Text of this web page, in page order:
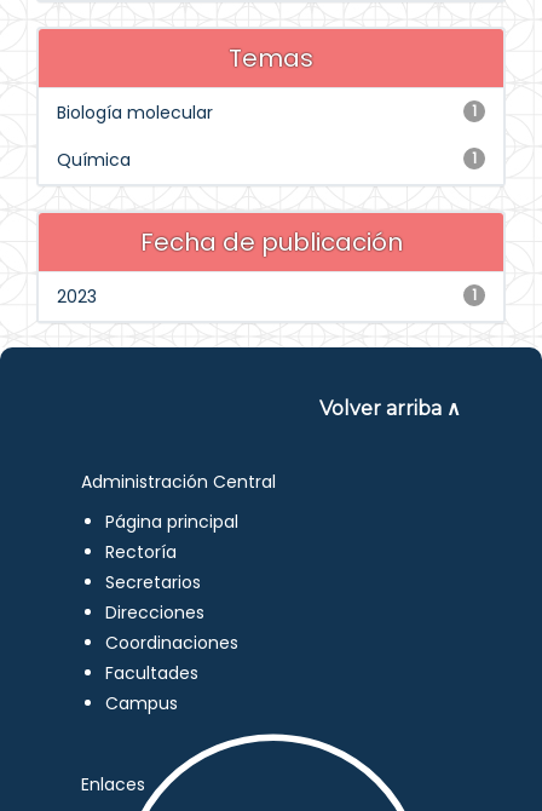
Temas
1
Biología molecular
1
Química
Fecha de publicación
1
2023
Volver arriba ∧
Administración Central
Página principal
Rectoría
Secretarios
Direcciones
Coordinaciones
Facultades
Campus
Enlaces